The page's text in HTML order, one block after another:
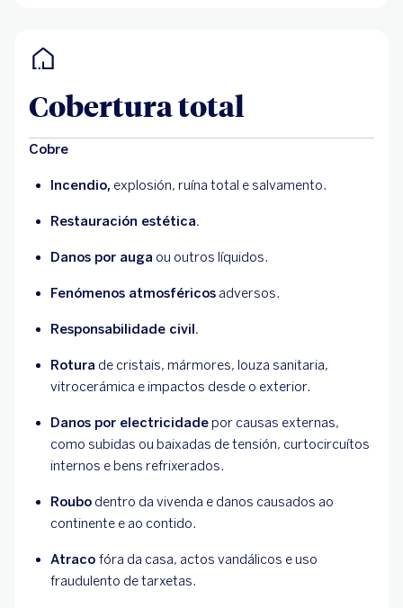
Cobertura total
Cobre
Incendio, explosión, ruína total e salvamento.
Restauración estética.
Danos por auga ou outros líquidos.
Fenómenos atmosféricos adversos.
Responsabilidade civil.
Rotura de cristais, mármores, louza sanitaria,
vitrocerámica e impactos desde o exterior.
Danos por electricidadepor causas externas,
como subidas ou baixadas de tensión, curtocircuítos
internos e bens refrixerados.
Roubo dentro da vivenda e danos causados ao
continente e ao contido.
Atraco fóra da casa, actos vandálicos e uso
fraudulento de tarxetas.